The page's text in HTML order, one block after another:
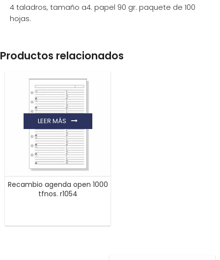
4 taladros, tamaño a4. papel 90 gr. paquete de 100
hojas.
Productos relacionados
Recambio agenda open 1000
tfnos. r1054
LEER MÁS